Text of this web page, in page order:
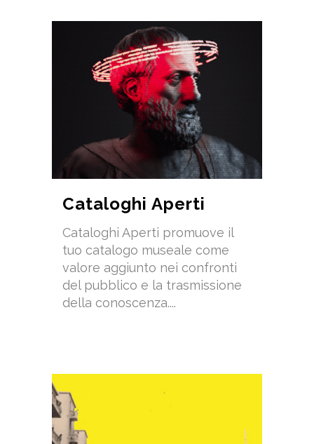
Cataloghi Aperti
Cataloghi Aperti promuove il
tuo catalogo museale come
valore aggiunto nei confronti
del pubblico e la trasmissione
della conoscenza....